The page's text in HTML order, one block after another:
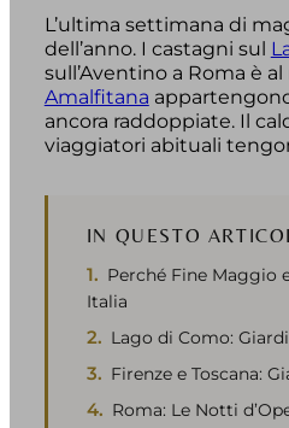
L’ultima settimana di
dell’anno. I castagni sul
sull’Aventino a Roma è
Amalfitana
ancora raddoppiate. Il
viaggiatori abituali
IN QUESTO
Perché Fine Maggio
Italia
Lago di Como:
Firenze e Toscana:
Roma: Le Notti